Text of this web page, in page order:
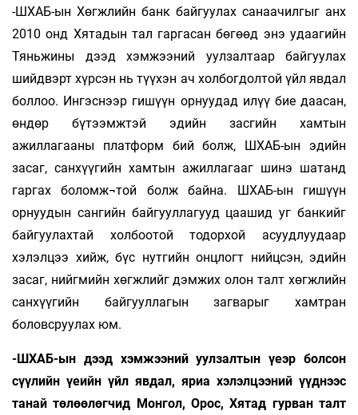
-ШХАБ-ын Хөгжлийн банк байгуулах санаачилгыг анх
2010 онд Хятадын тал гаргасан бөгөөд энэ удаагийн
Тяньжины дээд хэмжээний уулзалтаар байгуулах
шийдвэрт хүрсэн нь түүхэн ач холбогдолтой үйл явдал
боллоо. Ингэснээр гишүүн орнуудад илүү бие даасан,
өндөр бүтээмжтэй эдийн засгийн хамтын
ажиллагааны платформ бий болж, ШХАБ-ын эдийн
засаг, санхүүгийн хамтын ажиллагааг шинэ шатанд
гаргах боломж¬той болж байна. ШХАБ-ын гишүүн
орнуудын сангийн байгууллагууд цаашид уг банкийг
байгуулахтай холбоотой тодорхой асуудлуудаар
хэлэлцээ хийж, бүс нутгийн онцлогт нийцсэн, эдийн
засаг, нийгмийн хөгжлийг дэмжих олон талт хөгжлийн
санхүүгийн байгууллагын загварыг хамтран
боловсруулах юм.
-ШХАБ-ын дээд хэмжээний уулзалтын үеэр болсон
сүүлийн үеийн үйл явдал, яриа хэлэлцээний үүднээс
танай төлөөлөгчид Монгол, Орос, Хятад гурван талт